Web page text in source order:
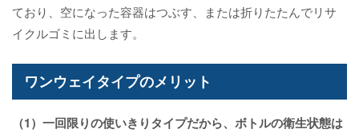
ており、空になった容器はつぶす、または折りたたんでリサ
イクルゴミに出します。
ワンウェイタイプのメリット
（1）一回限りの使いきりタイプだから、ボトルの衛生状態は